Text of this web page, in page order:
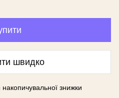
швидко
знижки